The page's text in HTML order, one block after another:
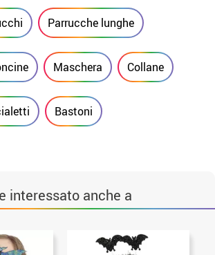
Parrucche lunghe
Maschera Collane
Bastoni
interessato anche a